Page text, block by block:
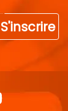
S'inscrire